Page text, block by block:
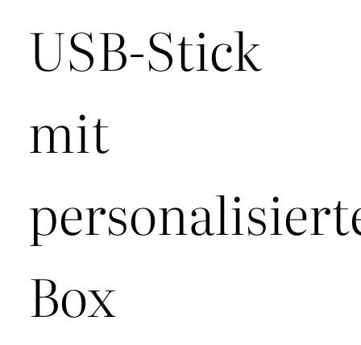
USB-Stick
mit
Box